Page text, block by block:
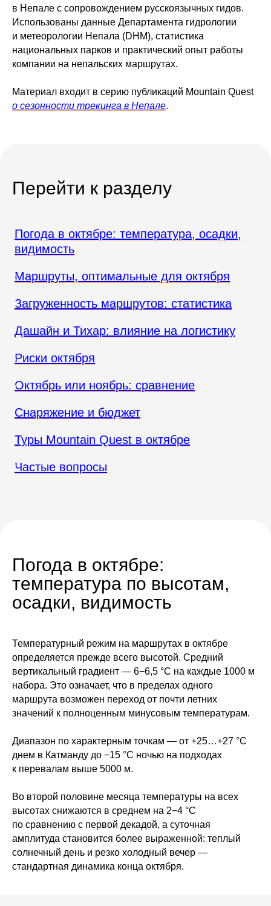
в Непале с сопровождением русскоязычных гидов.
Использованы данные Департамента гидрологии
и метеорологии Непала (DHM), статистика
национальных парков и практический опыт работы
компании на непальских маршрутах.
Материал входит в серию публикаций Mountain Quest
о сезонности трекинга в Непале.
Перейти к разделу
Погода в октябре: температура, осадки,
видимость
Маршруты, оптимальные для октября
Загруженность маршрутов: статистика
Дашайн и Тихар: влияние на логистику
Риски октября
Октябрь или ноябрь: сравнение
Снаряжение и бюджет
Туры Mountain Quest в октябре
Частые вопросы
Погода в октябре:
температура по высотам,
осадки, видимость
Температурный режим на маршрутах в октябре
определяется прежде всего высотой. Средний
вертикальный градиент — 6−6,5 °C на каждые 1000 м
набора. Это означает, что в пределах одного
маршрута возможен переход от почти летних
значений к полноценным минусовым температурам.
Диапазон по характерным точкам — от +25…+27 °C
днем в Катманду до −15 °C ночью на подходах
к перевалам выше 5000 м.
Во второй половине месяца температуры на всех
высотах снижаются в среднем на 2−4 °C
по сравнению с первой декадой, а суточная
амплитуда становится более выраженной: теплый
солнечный день и резко холодный вечер —
стандартная динамика конца октября.